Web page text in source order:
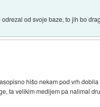
od svoje baze, to jih bo
hišo nekam pod vrh dobila
ta velikim medijem pa nalimal